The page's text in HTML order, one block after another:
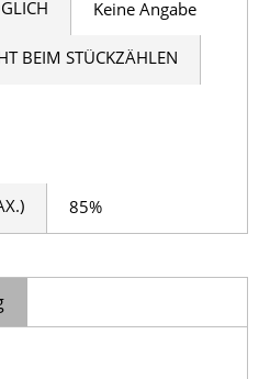
Keine Angabe
BEIM STÜCKZÄHLEN
85%